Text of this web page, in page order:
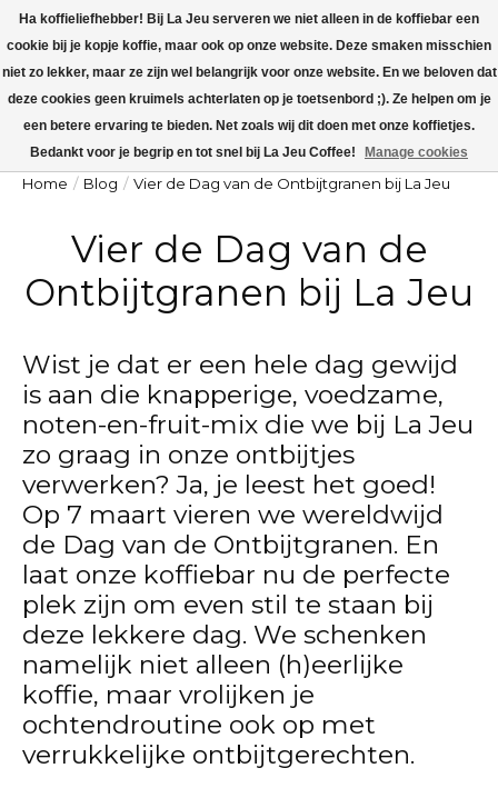
La Jeu is dicht v.a maandag 27 juli t/m zondag 9 augustus. Op maandag 10
augustus worden alle koffieorders verzonden!
Home / Blog / Vier de Dag van de Ontbijtgranen bij La Jeu
Vier de Dag van de
Ontbijtgranen bij La Jeu
Wist je dat er een hele dag gewijd
is aan die knapperige, voedzame,
noten-en-fruit-mix die we bij La Jeu
zo graag in onze ontbijtjes
verwerken? Ja, je leest het goed!
Op 7 maart vieren we wereldwijd
de Dag van de Ontbijtgranen. En
laat onze koffiebar nu de perfecte
plek zijn om even stil te staan bij
deze lekkere dag. We schenken
namelijk niet alleen (h)eerlijke
koffie, maar vrolijken je
ochtendroutine ook op met
verrukkelijke ontbijtgerechten.
Ha koffieliefhebber! Bij La Jeu serveren we niet alleen in de koffiebar een
cookie bij je kopje koffie, maar ook op onze website. Deze smaken misschien
niet zo lekker, maar ze zijn wel belangrijk voor onze website. En we beloven dat
deze cookies geen kruimels achterlaten op je toetsenbord ;). Ze helpen om je
een betere ervaring te bieden. Net zoals wij dit doen met onze koffietjes.
Bedankt voor je begrip en tot snel bij La Jeu Coffee!
Manage cookies